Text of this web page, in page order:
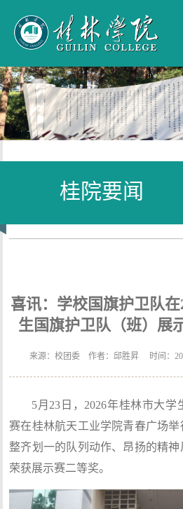
桂院要闻
当前位置：首页
喜讯：学校国旗护卫队
生国旗护卫队（班）展
来源：校团委 作者：邱胜昇 时间：
5月23日，2026年桂林市大
赛在桂林航天工业学院青春广场
整齐划一的队列动作、昂扬的精神
荣获展示赛二等奖。